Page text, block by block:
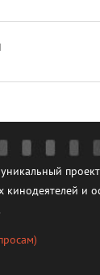
кинодеятелей и